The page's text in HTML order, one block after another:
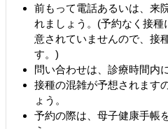
前もって電話あるいは、来
れましょう。(予約なく接
意されていませんので、接
す。)
問い合わせは、診療時間内
接種の混雑が予想されます
ょう。
予約の際は、母子健康手帳